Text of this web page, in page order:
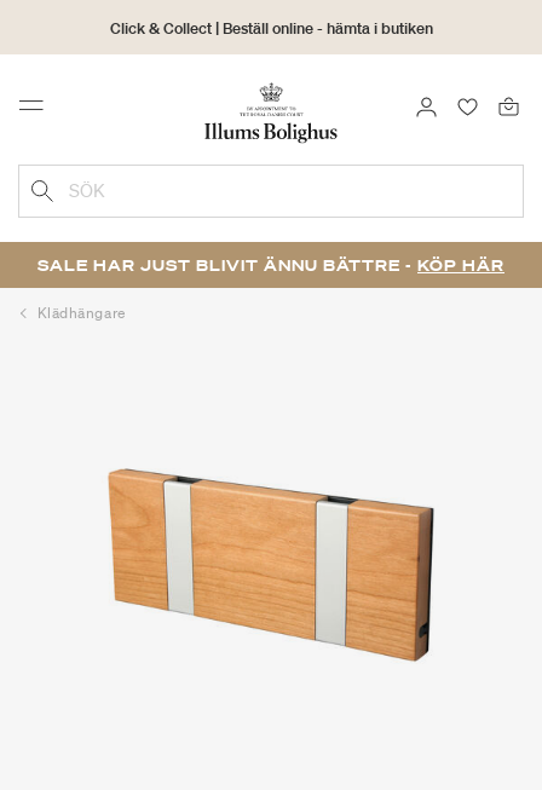
Click & Collect | Beställ online - hämta i butiken
30 dagars returrätt
Menu LOGGA IN
SÖK
SALE HAR JUST BLIVIT ÄNNU BÄTTRE - KÖP HÄR
Klädhängare